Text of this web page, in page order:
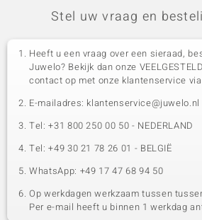
Stel uw vraag en
Heeft u een vraag over een sieraad,
Juwelo? Bekijk dan onze
contact op met onze klantenservice
E-mailadres: klantenservice@juwelo.nl
Tel: +31 800 250 00 50 - NEDERLAND
Tel: +49 30 21 78 26 01 - BELGIË
WhatsApp: +49 17 47 68 94 50
Op werkdagen werkzaam tussen
Per e-mail heeft u binnen 1 werkdag